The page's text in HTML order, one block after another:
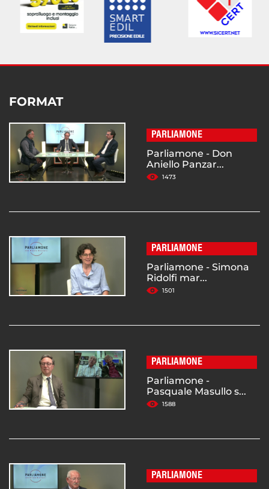
FORMAT
PARLIAMONE
Parliamone - Don
Aniello Panzar...
1473
PARLIAMONE
Parliamone - Simona
Ridolfi mar...
1501
PARLIAMONE
Parliamone -
Pasquale Masullo s...
1588
PARLIAMONE